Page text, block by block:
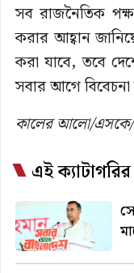
সব রাজনৈতিক
করার আহ্বান
করা যাবে, তবে
সবার আগে
কালের আলো/
এই